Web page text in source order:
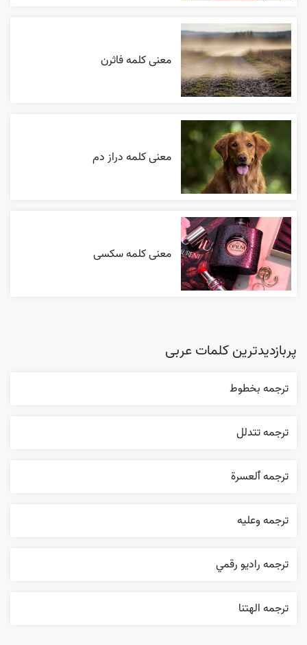
معنی کلمه فاثرن
معنی کلمه دراز دم
معنی کلمه سکسی
پربازدیدترین کلمات عربی
ترجمه بخطوط
ترجمه تتدلل
ترجمه ٱلعسرة
ترجمه وعليه
ترجمه راديو رقمي
ترجمه الهتنا